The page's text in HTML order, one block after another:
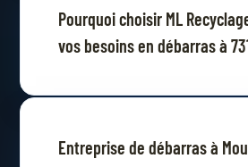
Pourquoi choisir ML
vos besoins en débarras à
Entreprise de débarras à